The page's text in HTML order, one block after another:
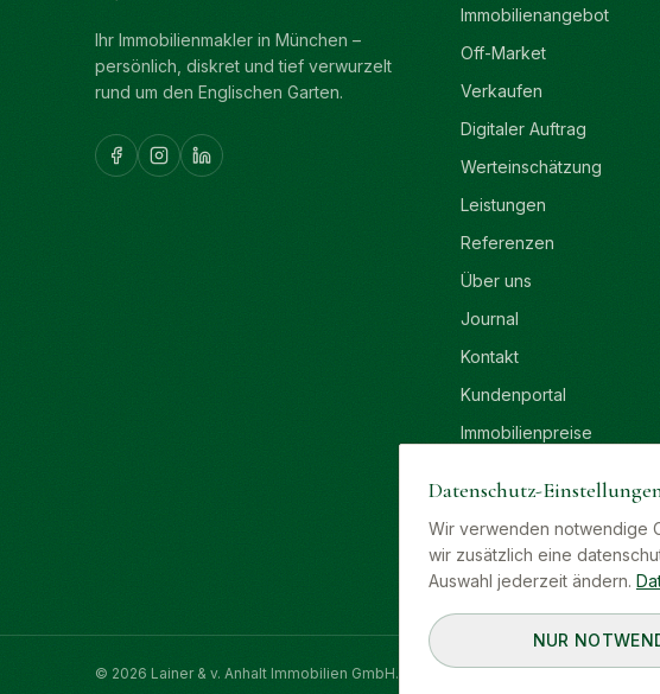
Ihr Immobilienmakler in München –
persönlich, diskret und tief verwurzelt
rund um den Englischen Garten.
Immobilienangebot
Off-Market
Verkaufen
Digitaler Auftrag
Werteinschätzung
Leistungen
Referenzen
Über uns
Journal
Kontakt
Kundenportal
Immobilienpreise
Tippgeber
© 2026 Lainer & v. Anhalt Immobilien GmbH. Alle Rechte vorbehalten.
Datenschutz-
Wir verwenden notwendige
wir zusätzlich eine
Auswahl jederzeit ändern.
NUR